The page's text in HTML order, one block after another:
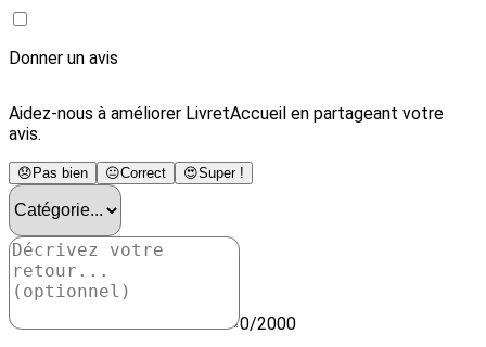
Donner un avis
Aidez-nous à améliorer LivretAccueil en partageant votre
avis.
😞 Pas bien 😐Correct 😍Super !
0/2000